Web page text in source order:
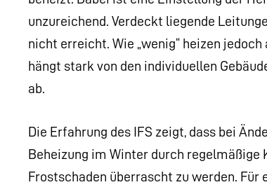
unzureichend. Verdeckt liegende
nicht erreicht. Wie „wenig“ heizen
hängt stark von den individuellen
ab.
Die Erfahrung des IFS zeigt, dass bei
Beheizung im Winter durch
Frostschaden überrascht zu werden.